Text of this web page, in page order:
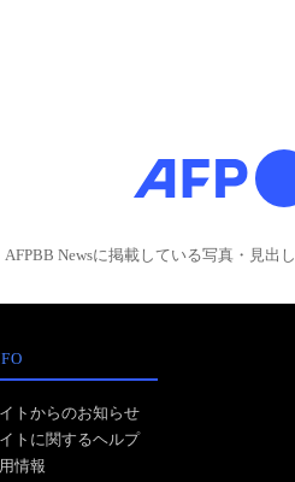
AFPBB Newsに掲載している写真・見出
トからのお知らせ
トに関するヘルプ
情報